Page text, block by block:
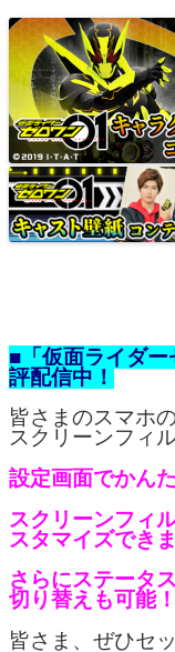
■「仮面ライダ
評配信中！
皆さまのスマホ
スクリーンフィ
設定画面でかん
スクリーンフィ
スタマイズできま
さらにステータ
切り替えも可能！
皆さま、ぜひセ